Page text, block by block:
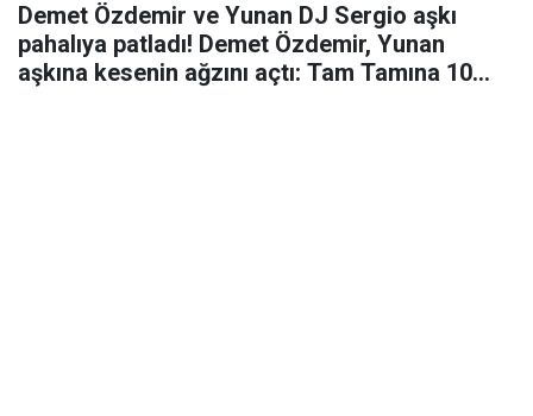
Demet Özdemir ve Yunan DJ Sergio aşkı
pahalıya patladı! Demet Özdemir, Yunan
aşkına kesenin ağzını açtı: Tam Tamına 10